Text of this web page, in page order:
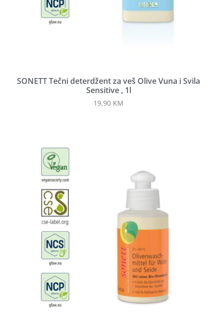
SONETT Tečni deterdžent za veš Olive Vuna i Svila
Sensitive , 1l
19,90 KM